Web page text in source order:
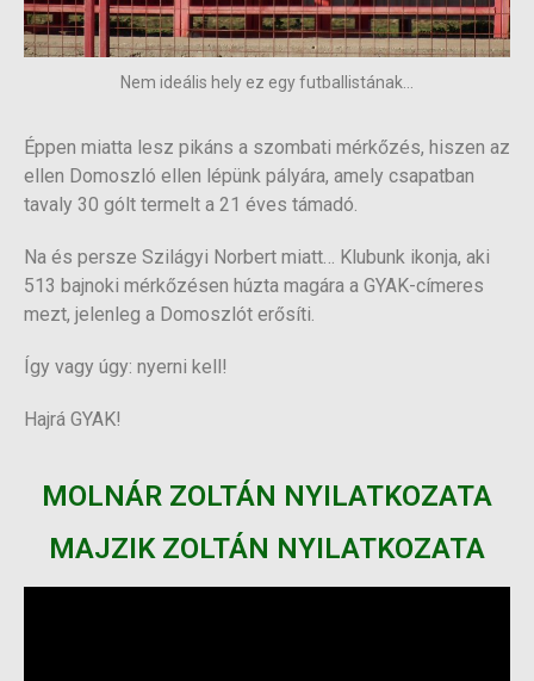
Nem ideális hely ez egy futballistának...
Éppen miatta lesz pikáns a szombati mérkőzés, hiszen az
ellen Domoszló ellen lépünk pályára, amely csapatban
tavaly 30 gólt termelt a 21 éves támadó.
Na és persze Szilágyi Norbert miatt… Klubunk ikonja, aki
513 bajnoki mérkőzésen húzta magára a GYAK-címeres
mezt, jelenleg a Domoszlót erősíti.
Így vagy úgy: nyerni kell!
Hajrá GYAK!
MOLNÁR ZOLTÁN NYILATKOZATA
MAJZIK ZOLTÁN NYILATKOZATA